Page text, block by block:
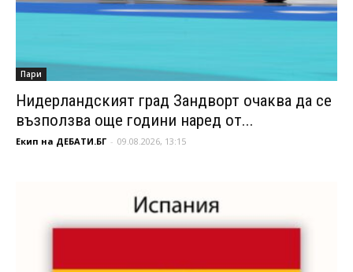
Пари
Нидерландският град Зандворт очаква да се
възползва още години наред от...
Екип на ДЕБАТИ.БГ - 09.08.2026, 13:15